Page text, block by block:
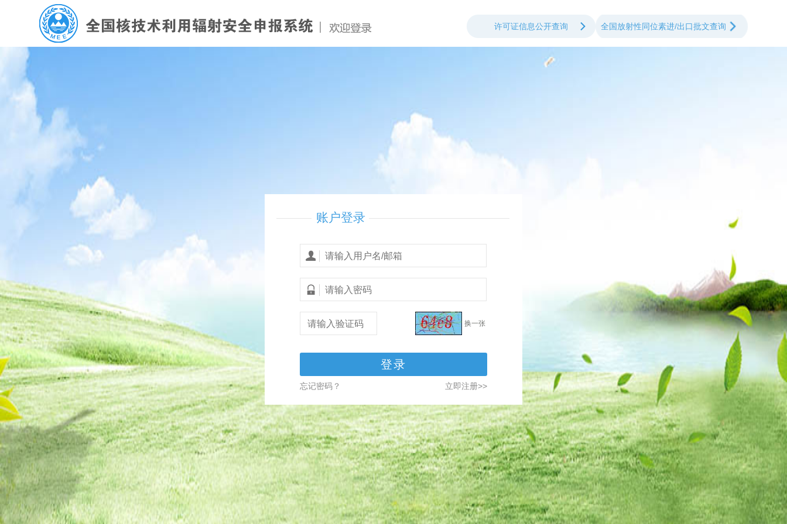
全国放射性同位素进/出口批文查询
许可证信息公开查询
账户登录
换一张
登录
忘记密码？ 立即注册>>